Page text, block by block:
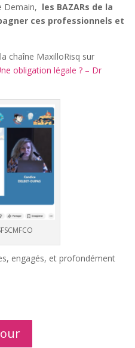
Demain, les BAZARs de la
ces professionnels et
chaîne MaxilloRisq sur
obligation légale ? – Dr
engagés, et profondément